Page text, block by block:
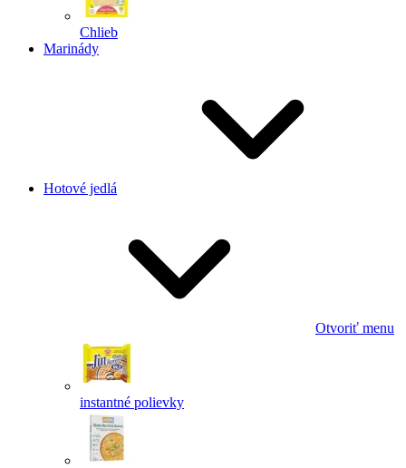
Chlieb
Marinády
Hotové jedlá
Otvoriť menu
instantné polievky